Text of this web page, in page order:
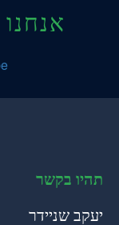
תהיו בקשר
יעקב שניידר